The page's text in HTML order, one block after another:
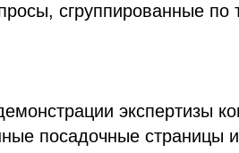
сгруппированные по
экспертизы
посадочные страницы